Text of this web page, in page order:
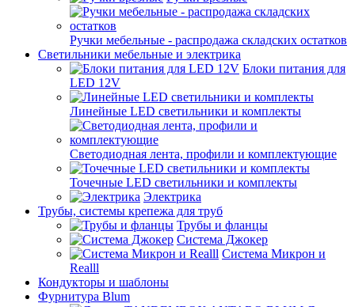
Ручки мебельные - распродажа складских остатков
Светильники мебельные и электрика
Блоки питания для
LED 12V
Линейные LED светильники и комплекты
Светодиодная лента, профили и комплектующие
Точечные LED светильники и комплекты
Электрика
Трубы, системы крепежа для труб
Трубы и фланцы
Система Джокер
Система Микрон и
Realll
Кондукторы и шаблоны
Фурнитура Blum